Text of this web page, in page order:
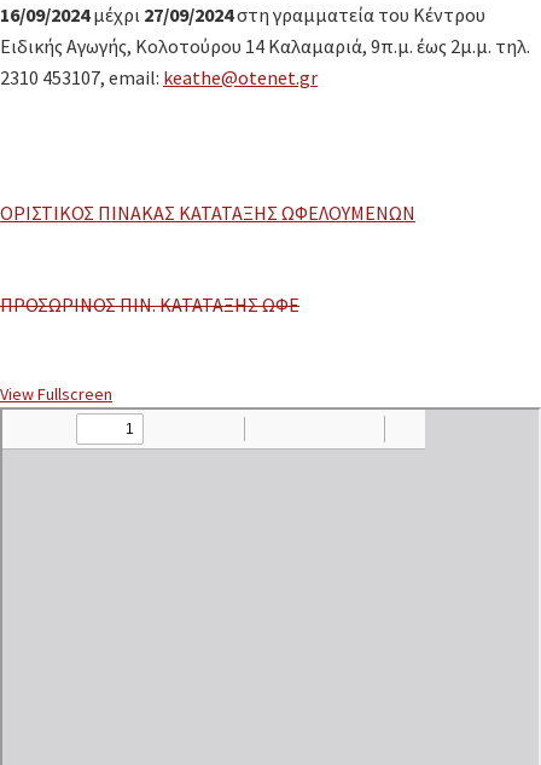
16/09/2024μέχρι 27/09/2024στη γραμματεία του Κέντρου
Ειδικής Αγωγής, Κολοτούρου 14 Καλαμαριά, 9π.μ. έως 2μ.μ. τηλ.
2310 453107, email: keathe@otenet.gr
ΟΡΙΣΤΙΚΟΣ ΠΙΝΑΚΑΣ ΚΑΤΑΤΑΞΗΣ ΩΦΕΛΟΥΜΕΝΩΝ
ΠΡΟΣΩΡΙΝΟΣ ΠΙΝ. ΚΑΤΑΤΑΞΗΣ ΩΦΕ
View Fullscreen